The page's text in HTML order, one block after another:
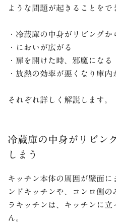
ような問題が起きることをで
・冷蔵庫の中身がリビング
・においが広がる
・扉を開けた時、邪魔になる
・放熱の効率が悪くなり庫内
それぞれ詳しく解説します。
冷蔵庫の中身がリビン
しまう
キッチン本体の周囲が壁面に
ンドキッチンや、コンロ側
ラキッチンは、キッチンに
ん。